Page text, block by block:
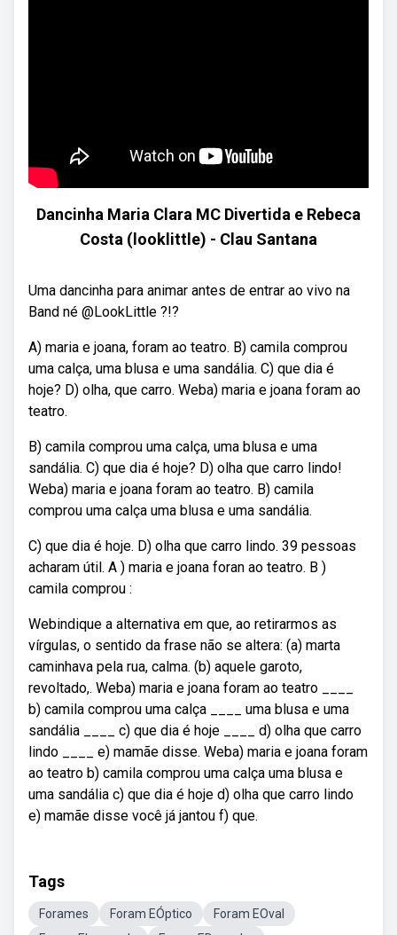
Dancinha Maria Clara MC Divertida e Rebeca
Costa (looklittle) - Clau Santana
Uma dancinha para animar antes de entrar ao vivo na
Band né @LookLittle ?!?
A) maria e joana, foram ao teatro. B) camila comprou
uma calça, uma blusa e uma sandália. C) que dia é
hoje? D) olha, que carro. Weba) maria e joana foram ao
teatro.
B) camila comprou uma calça, uma blusa e uma
sandália. C) que dia é hoje? D) olha que carro lindo!
Weba) maria e joana foram ao teatro. B) camila
comprou uma calça uma blusa e uma sandália.
C) que dia é hoje. D) olha que carro lindo. 39 pessoas
acharam útil. A ) maria e joana foran ao teatro. B )
camila comprou :
Webindique a alternativa em que, ao retirarmos as
vírgulas, o sentido da frase não se altera: (a) marta
caminhava pela rua, calma. (b) aquele garoto,
revoltado,. Weba) maria e joana foram ao teatro ____
b) camila comprou uma calça ____ uma blusa e uma
sandália ____ c) que dia é hoje ____ d) olha que carro
lindo ____ e) mamãe disse. Weba) maria e joana foram
ao teatro b) camila comprou uma calça uma blusa e
uma sandália c) que dia é hoje d) olha que carro lindo
e) mamãe disse você já jantou f) que.
Tags
Forames Foram EÓptico
Foram EOval